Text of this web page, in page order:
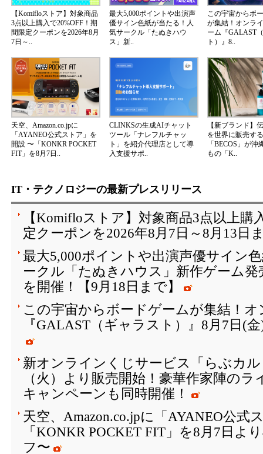
【Komifloストア】対象商品
3点以上購入で20%OFF！期
間限定クーポンを2026年8月
7日～..
最大5,000ポイントや出演声
優サイン色紙が当たる！人
気サークル「たぬきハウ
ス」新..
この宇宙からボ
が集結！オンラ
ーム『GALAST
ト）』8..
天空、Amazon.co.jpに
「AYANEO公式ストア」を
開設 〜「KONKR POCKET
FIT」を8月7日..
CLINKSの生成AIチャット
ツール「ナレフルチャッ
ト」を紹介代理店として導
入支援サポ..
【新ブランド】
を世界に販売す
「BECOS」が沖
もの「K..
IT・テクノロジーの最新プレスリリース
【Komifloストア】対象商品3点以上購
定クーポンを2026年8月7日～8月13日
最大5,000ポイントや出演声優サイン
ークル「たぬきハウス」新作ゲーム
を開催！【9月18日まで】
この宇宙からボードゲームが集結！
『GALAST（ギャラスト）』8月7日(
新オンラインくじサービス「らぶカ
（火）より販売開始！豪華作家陣の
キャンペーンも同時開催！
天空、Amazon.co.jpに「AYANEO公式
「KONKR POCKET FIT」を8月7日よ
フ〜